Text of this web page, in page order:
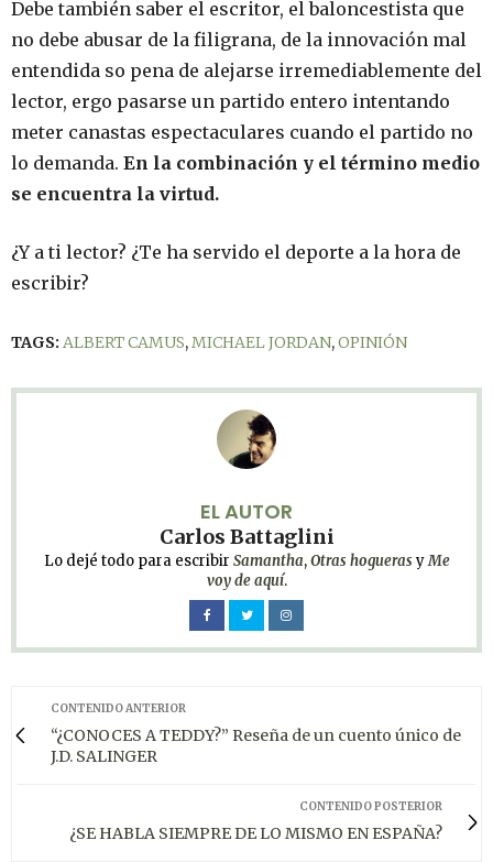
Debe también saber el escritor, el baloncestista que
no debe abusar de la filigrana, de la innovación mal
entendida so pena de alejarse irremediablemente del
lector, ergo pasarse un partido entero intentando
meter canastas espectaculares cuando el partido no
lo demanda. En la combinación y el término medio
se encuentra la virtud.
¿Y a ti lector? ¿Te ha servido el deporte a la hora de
escribir?
TAGS: ALBERT CAMUS,MICHAEL JORDAN,OPINIÓN
EL AUTOR
Carlos Battaglini
Lo dejé todo para escribir Samantha,Otras hogueras yMe
voy de aquí.
CONTENIDO ANTERIOR
“¿CONOCES A TEDDY?” Reseña de un cuento único de
J.D. SALINGER
CONTENIDO POSTERIOR
¿SE HABLA SIEMPRE DE LO MISMO EN ESPAÑA?